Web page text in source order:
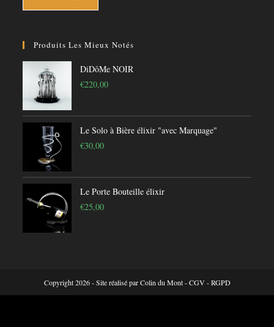
Produits Les Mieux Notés
DiDôMe NOIR
€220,00
Le Solo à Bière élixir "avec Marquage"
€30,00
Le Porte Bouteille élixir
€25,00
Copyright 2026 - Site réalisé parColin du Mont-CGV-RGPD